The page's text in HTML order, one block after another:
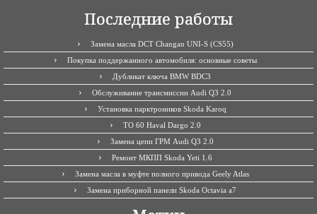
Последние работы
Замена масла DCT Changan UNI-S (CS55)
Покупка поддержанного автомобиля: основные советы
Дубликат ключа BMW BDC3
Обслуживание трансмиссии Audi Q3 2.0
Установка парктроников Skoda Karoq
ТО 60 Haval Dargo 2.0
Замена цепи ГРМ Audi Q3 2.0
Ремонт МКПП Skoda Yeti 1.6
Замена масла в муфте полного привода Geely Atlas
Замена приборной панели Skoda Octavia a7